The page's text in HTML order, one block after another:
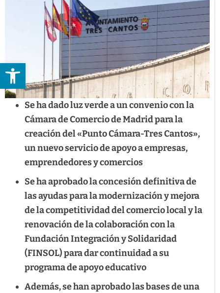
Abrir barra de herramientas
Se ha dado luz verde a un convenio con la
Cámara de Comercio de Madrid para la
creación del «Punto Cámara-Tres Cantos»,
un nuevo servicio de apoyo a empresas,
emprendedores y comercios
Se ha aprobado la concesión definitiva de
las ayudas para la modernización y mejora
de la competitividad del comercio local y la
renovación de la colaboración con la
Fundación Integración y Solidaridad
(FINSOL) para dar continuidad a su
programa de apoyo educativo
Además, se han aprobado las bases de una